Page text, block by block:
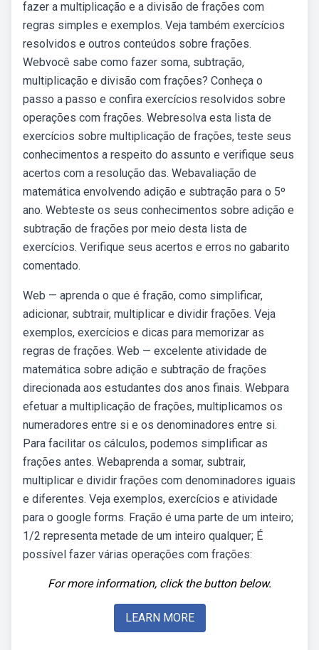
fazer a multiplicação e a divisão de frações com
regras simples e exemplos. Veja também exercícios
resolvidos e outros conteúdos sobre frações.
Webvocê sabe como fazer soma, subtração,
multiplicação e divisão com frações? Conheça o
passo a passo e confira exercícios resolvidos sobre
operações com frações. Webresolva esta lista de
exercícios sobre multiplicação de frações, teste seus
conhecimentos a respeito do assunto e verifique seus
acertos com a resolução das. Webavaliação de
matemática envolvendo adição e subtração para o 5º
ano. Webteste os seus conhecimentos sobre adição e
subtração de frações por meio desta lista de
exercícios. Verifique seus acertos e erros no gabarito
comentado.
Web — aprenda o que é fração, como simplificar,
adicionar, subtrair, multiplicar e dividir frações. Veja
exemplos, exercícios e dicas para memorizar as
regras de frações. Web — excelente atividade de
matemática sobre adição e subtração de frações
direcionada aos estudantes dos anos finais. Webpara
efetuar a multiplicação de frações, multiplicamos os
numeradores entre si e os denominadores entre si.
Para facilitar os cálculos, podemos simplificar as
frações antes. Webaprenda a somar, subtrair,
multiplicar e dividir frações com denominadores iguais
e diferentes. Veja exemplos, exercícios e atividade
para o google forms. Fração é uma parte de um inteiro;
1/2 representa metade de um inteiro qualquer; É
possível fazer várias operações com frações:
For more information, click the button below.
LEARN MORE